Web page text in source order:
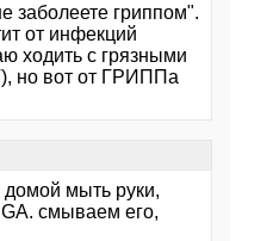
заболеете гриппом".
от инфекций
ходить с грязными
но вот от ГРИППа
мыть руки,
смываем его,